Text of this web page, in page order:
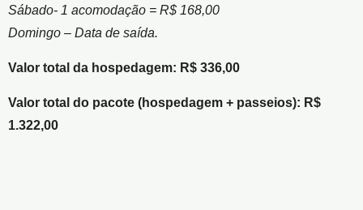
Sábado- 1 acomodação = R$ 168,00
Domingo – Data de saída.
Valor total da hospedagem: R$ 336,00
Valor total do pacote (hospedagem + passeios): R$
1.322,00